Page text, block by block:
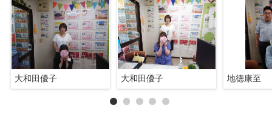
大和田優子 大和田優子 地徳康至